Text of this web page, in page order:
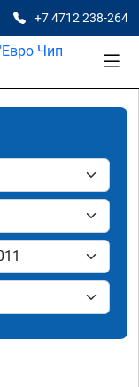
+7 4712 238-264